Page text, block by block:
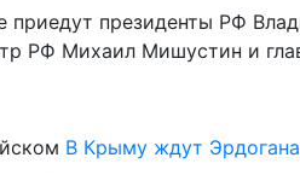
приедут президенты РФ
РФ Михаил Мишустин и
В Крыму ждут